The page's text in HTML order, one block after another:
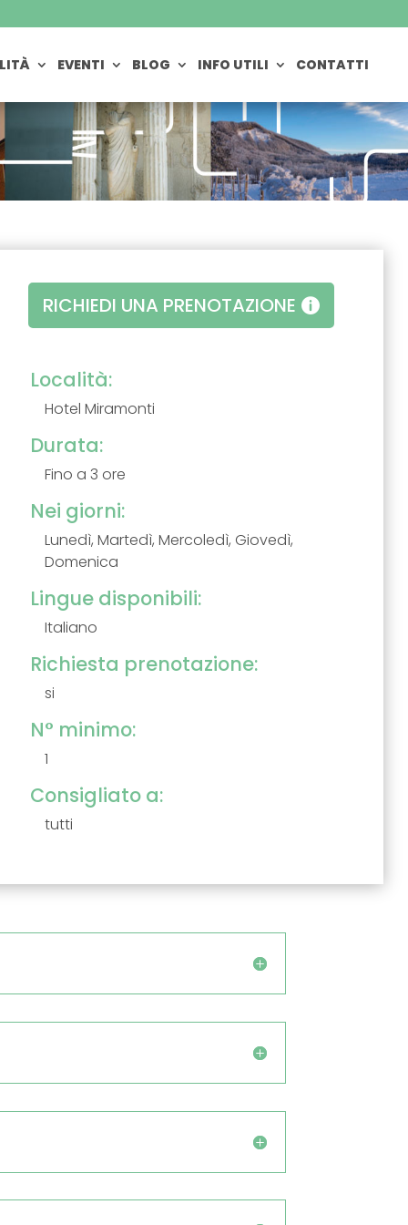
EVENTI BLOG INFO UTILI CONTATTI
RICHIEDI UNA PRENOTAZIONE
Località:
Hotel Miramonti
Durata:
Fino a 3 ore
Nei giorni:
Lunedì, Martedì, Mercoledì, Giovedì,
Domenica
Lingue disponibili:
Italiano
Richiesta prenotazione:
si
N° minimo:
1
Consigliato a:
tutti